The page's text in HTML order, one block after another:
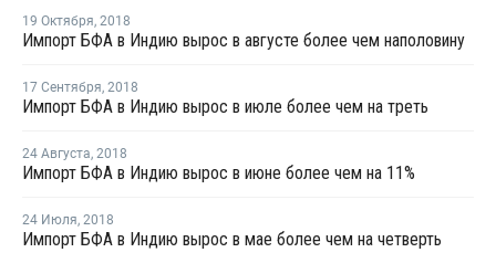
19 Октября, 2018
Импорт БФА в Индию вырос в августе более чем наполовину
17 Сентября, 2018
Импорт БФА в Индию вырос в июле более чем на треть
24 Августа, 2018
Импорт БФА в Индию вырос в июне более чем на 11%
24 Июля, 2018
Импорт БФА в Индию вырос в мае более чем на четверть